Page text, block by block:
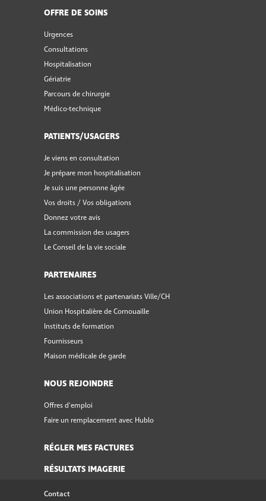
OFFRE DE SOINS
Urgences
Consultations
Hospitalisation
Gériatrie
Parcours de chirurgie
Médico-technique
PATIENTS/USAGERS
Je viens en consultation
Je prépare mon hospitalisation
Je suis une personne âgée
Vos droits / Vos obligations
Donnez votre avis
La commission des usagers
Le Conseil de la vie sociale
PARTENAIRES
Les associations et partenariats Ville/CH
Union Hospitalière de Cornouaille
Instituts de formation
Fournisseurs
Maison médicale de garde
NOUS REJOINDRE
Offres d'emploi
Faire un remplacement avec Hublo
RÉGLER MES FACTURES
RÉSULTATS IMAGERIE
Contact